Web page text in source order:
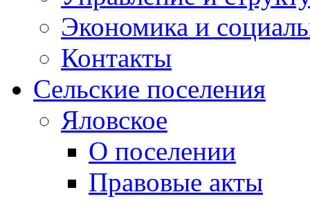
Экономика и
Контакты
Сельские поселения
Яловское
О поселении
Правовые акты